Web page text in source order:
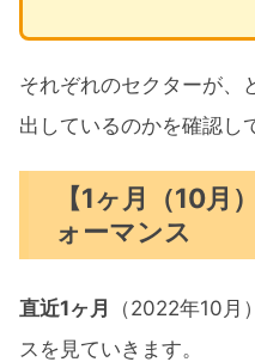
それぞれのセクターが、
出しているのかを確認し
【1ヶ月（10月
ォーマンス
直近1ヶ月
（2022年10月
スを見ていきます。